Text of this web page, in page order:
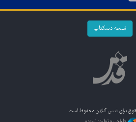
نسخه دسکتاپ
برای قدس آنلاین محفوظ است.